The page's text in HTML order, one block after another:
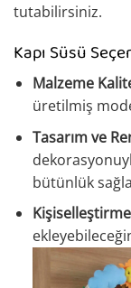
tutabilirsiniz.
Kapı Süsü
Malzeme
üretilmiş
Tasarım ve
bütünlük
Kişiselleştirme